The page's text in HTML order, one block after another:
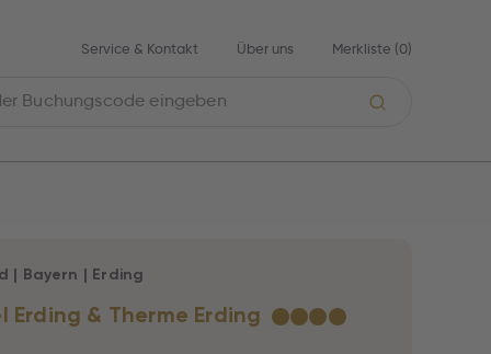
Service & Kontakt Über uns Merkliste (0)
Erding & Therme Erding ★★★★
| Bayern | Erding